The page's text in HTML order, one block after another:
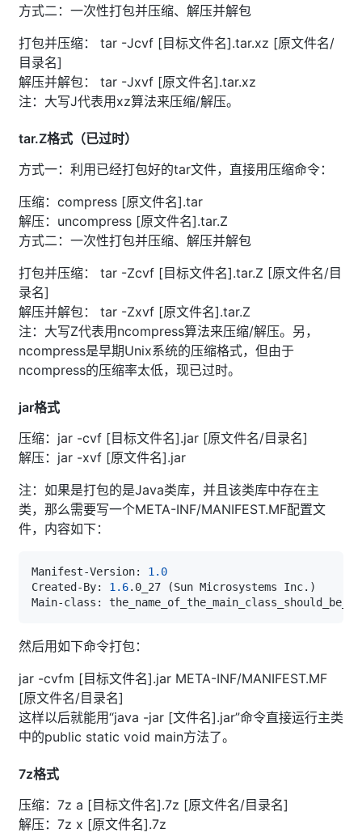
方式二：一次性打包并压缩、解压并解包
打包并压缩： tar -Jcvf [目标文件名].tar.xz [原文件名/
目录名]
解压并解包： tar -Jxvf [原文件名].tar.xz
注：大写J代表用xz算法来压缩/解压。
tar.Z格式（已过时）
方式一：利用已经打包好的tar文件，直接用压缩命令：
压缩：compress [原文件名].tar
解压：uncompress [原文件名].tar.Z
方式二：一次性打包并压缩、解压并解包
打包并压缩： tar -Zcvf [目标文件名].tar.Z [原文件名/目
录名]
解压并解包： tar -Zxvf [原文件名].tar.Z
注：大写Z代表用ncompress算法来压缩/解压。另，
ncompress是早期Unix系统的压缩格式，但由于
ncompress的压缩率太低，现已过时。
jar格式
压缩：jar -cvf [目标文件名].jar [原文件名/目录名]
解压：jar -xvf [原文件名].jar
注：如果是打包的是Java类库，并且该类库中存在主
类，那么需要写一个META-INF/MANIFEST.MF配置文
件，内容如下：
Manifest-Version: 1.0
Created-By: 1.6.0_27 (Sun Microsystems Inc. )
然后用如下命令打包：
jar -cvfm [目标文件名].jar META-INF/MANIFEST.MF
[原文件名/目录名]
这样以后就能用“java -jar [文件名].jar”命令直接运行主类
中的public static void main方法了。
7z格式
压缩：7z a [目标文件名].7z [原文件名/目录名]
解压：7z x [原文件名].7z